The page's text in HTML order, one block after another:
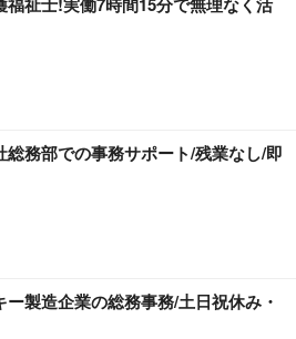
総務部での事務サポート/残業なし/即
ー製造企業の総務事務/土日祝休み・